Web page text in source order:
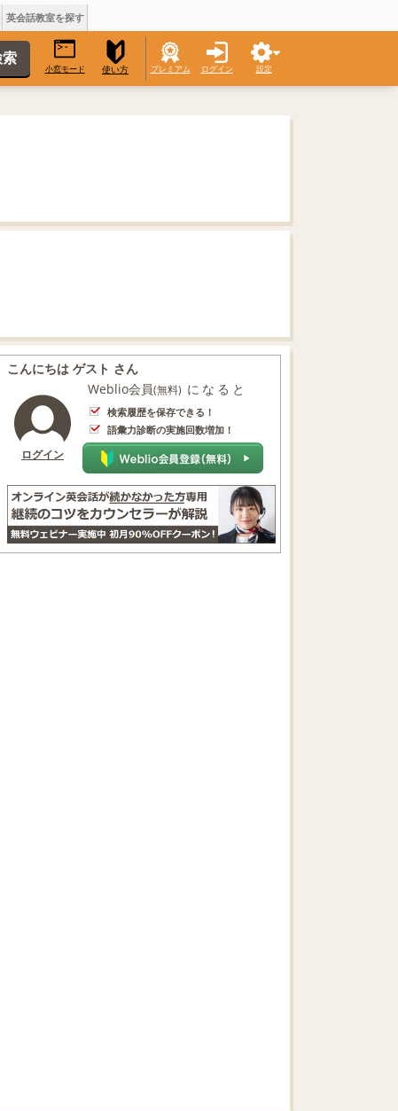
英会話教室を探す
小窓モード 使い方 プレミアム ログイン 設定
こんにちは ゲスト さん
ログイン
Weblio会員(無料) になると
検索履歴を保存できる！
語彙力診断の実施回数増加！